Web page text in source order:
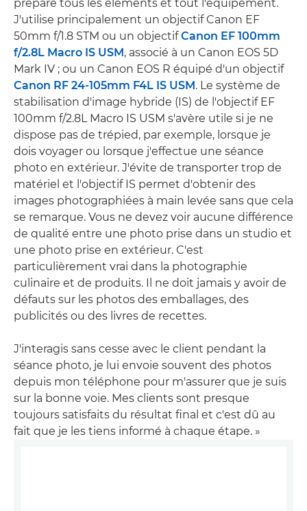
prépare tous les éléments et tout l'équipement.
J'utilise principalement un objectif Canon EF
50mm f/1.8 STM ou un objectifCanon EF 100mm
f/2.8L Macro IS USM, associé à un Canon EOS 5D
Mark IV ; ou un Canon EOS R équipé d'un objectif
Canon RF 24-105mm F4L IS USM. Le système de
stabilisation d'image hybride (IS) de l'objectif EF
100mm f/2.8L Macro IS USM s'avère utile si je ne
dispose pas de trépied, par exemple, lorsque je
dois voyager ou lorsque j'effectue une séance
photo en extérieur. J'évite de transporter trop de
matériel et l'objectif IS permet d'obtenir des
images photographiées à main levée sans que cela
se remarque. Vous ne devez voir aucune différence
de qualité entre une photo prise dans un studio et
une photo prise en extérieur. C'est
particulièrement vrai dans la photographie
culinaire et de produits. Il ne doit jamais y avoir de
défauts sur les photos des emballages, des
publicités ou des livres de recettes.
J'interagis sans cesse avec le client pendant la
séance photo, je lui envoie souvent des photos
depuis mon téléphone pour m'assurer que je suis
sur la bonne voie. Mes clients sont presque
toujours satisfaits du résultat final et c'est dû au
fait que je les tiens informé à chaque étape. »